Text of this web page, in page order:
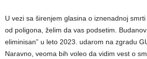
U vezi sa širenjem glasina o iznenadnoj
od poligona, želim da vas podsetim.
eliminisan” u leto 2023. udarom na zgradu
Naravno, veoma bih voleo da vidim vest o